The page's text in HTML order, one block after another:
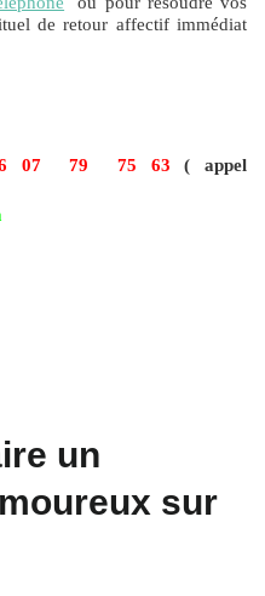
de retour affectif immédiat
07 79 75 63 ( appel
un
sur